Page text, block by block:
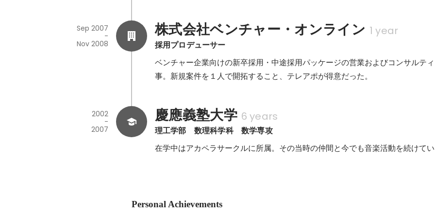
株式会社ベンチャー・オンライン 1 year
採用プロデューサー
Sep 2007
-
Nov 2008
ベンチャー企業向けの新卒採用・中途採用パッケージの営業およびコンサルテ
事。新規案件を１人で開拓すること、テレアポが得意だった。
慶應義塾大学 6 years
理工学部　数理科学科　数学専攻
2002
-
2007
在学中はアカペラサークルに所属。その当時の仲間と今でも音楽活動を続けて
Personal Achievements